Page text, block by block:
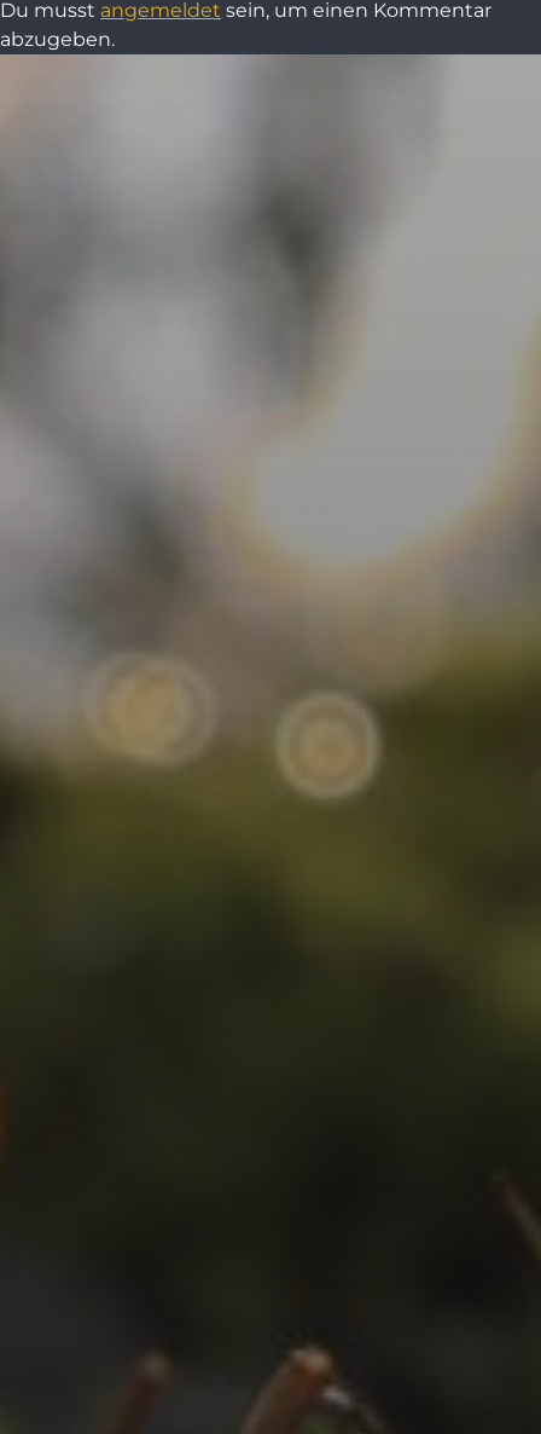
Du musst angemeldet sein, um einen Kommentar
abzugeben.